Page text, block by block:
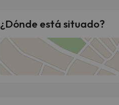
¿Dónde está situado?